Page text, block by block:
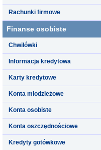
Rachunki firmowe
Finanse osobiste
Chwilówki
Informacja kredytowa
Karty kredytowe
Konta młodzieżowe
Konta osobiste
Konta oszczędnościowe
Kredyty gotówkowe